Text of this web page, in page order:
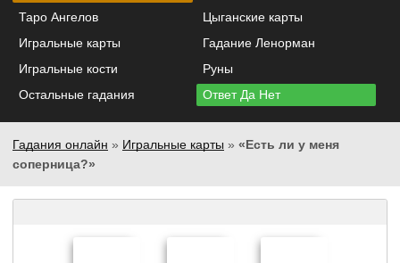
Таро Ангелов
Цыганские карты
Игральные карты
Гадание Ленорман
Игральные кости
Руны
Остальные гадания
Ответ Да Нет
Гадания онлайн » Игральные карты » «Есть ли у меня
соперница?»